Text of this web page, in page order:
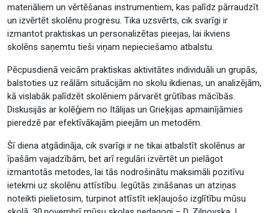
materiāliem un vērtēšanas instrumentiem, kas palīdz pārraudzīt
un izvērtēt skolēnu progresu. Tika uzsvērts, cik svarīgi ir
izmantot praktiskas un personalizētas pieejas, lai ikviens
skolēns saņemtu tieši viņam nepieciešamo atbalstu.
Pēcpusdienā veicām praktiskas aktivitātes individuāli un grupās,
balstoties uz reālām situācijām no skolu ikdienas, un analizējām,
kā vislabāk palīdzēt skolēniem pārvarēt grūtības mācībās.
Diskusijās ar kolēģiem no Itālijas un Grieķijas apmainījāmies
pieredzē par efektīvākajām pieejām un metodēm.
Šī diena atgādināja, cik svarīgi ir ne tikai atbalstīt skolēnus ar
īpašām vajadzībām, bet arī regulāri izvērtēt un pielāgot
izmantotās metodes, lai tās nodrošinātu maksimāli pozitīvu
ietekmi uz skolēnu attīstību. Iegūtās zināšanas un atziņas
noteikti pielietosim, turpinot attīstīt iekļaujošo izglītību mūsu